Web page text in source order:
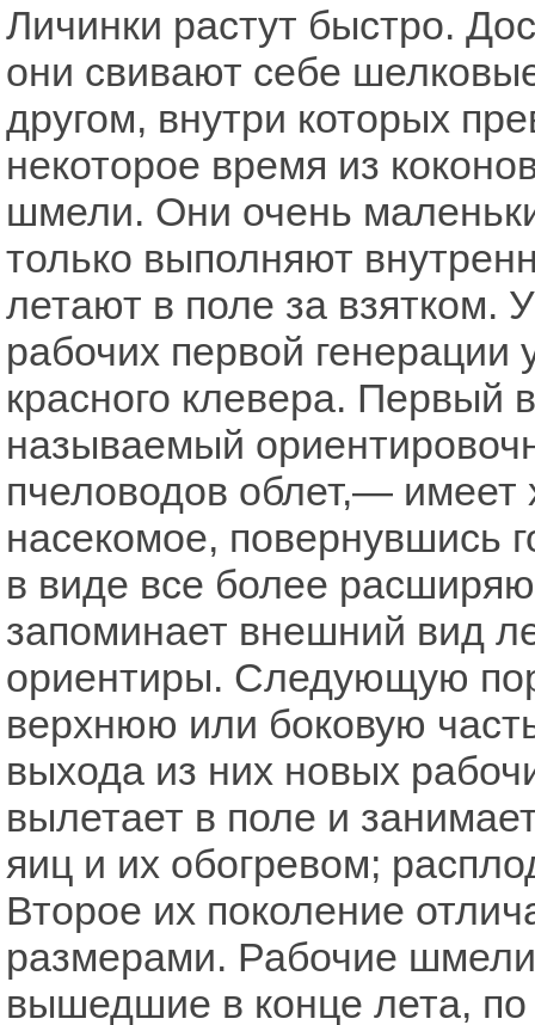
Личинки растут быстро.
они свивают себе
другом, внутри которых
некоторое время из
шмели. Они очень
только выполняют
летают в поле за взятком.
рабочих первой
красного клевера. Первый
называемый
пчеловодов облет,— имеет
насекомое, повернувшись
в виде все более
запоминает внешний вид
ориентиры. Следующую
верхнюю или боковую
выхода из них новых
вылетает в поле и
яиц и их обогревом;
Второе их поколение
размерами. Рабочие
вышедшие в конце лета,